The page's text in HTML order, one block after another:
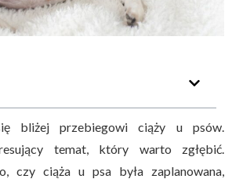
bliżej przebiegowi ciąży u psów.
temat, który warto zgłębić.
czy ciąża u psa była zaplanowana,